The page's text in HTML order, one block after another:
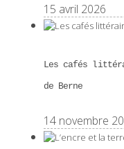
15 avril 2026
Les cafés
de Berne
14 novembre